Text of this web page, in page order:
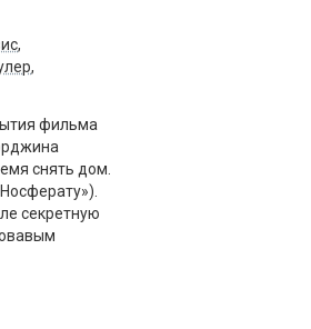
,
,
фильма
снять дом.
секретную